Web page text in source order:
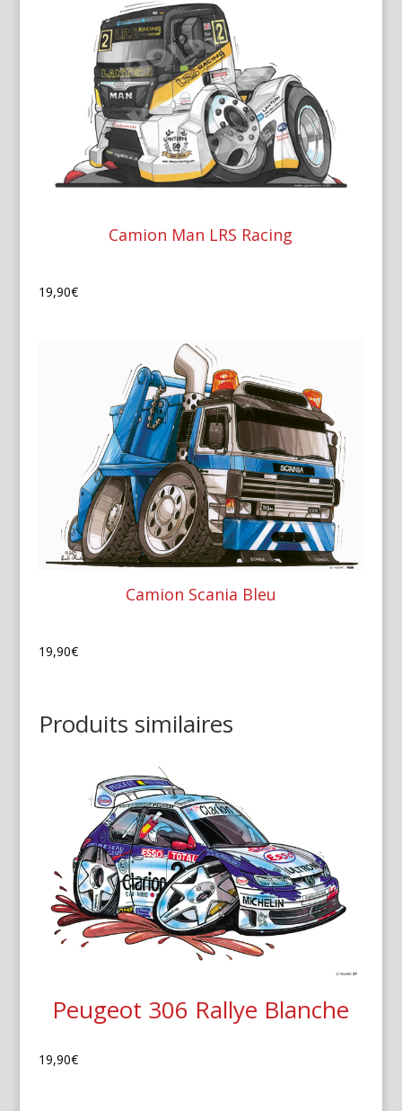
Camion Man LRS Racing
19,90€
Camion Scania Bleu
19,90€
Produits similaires
Peugeot 306 Rallye Blanche
19,90€